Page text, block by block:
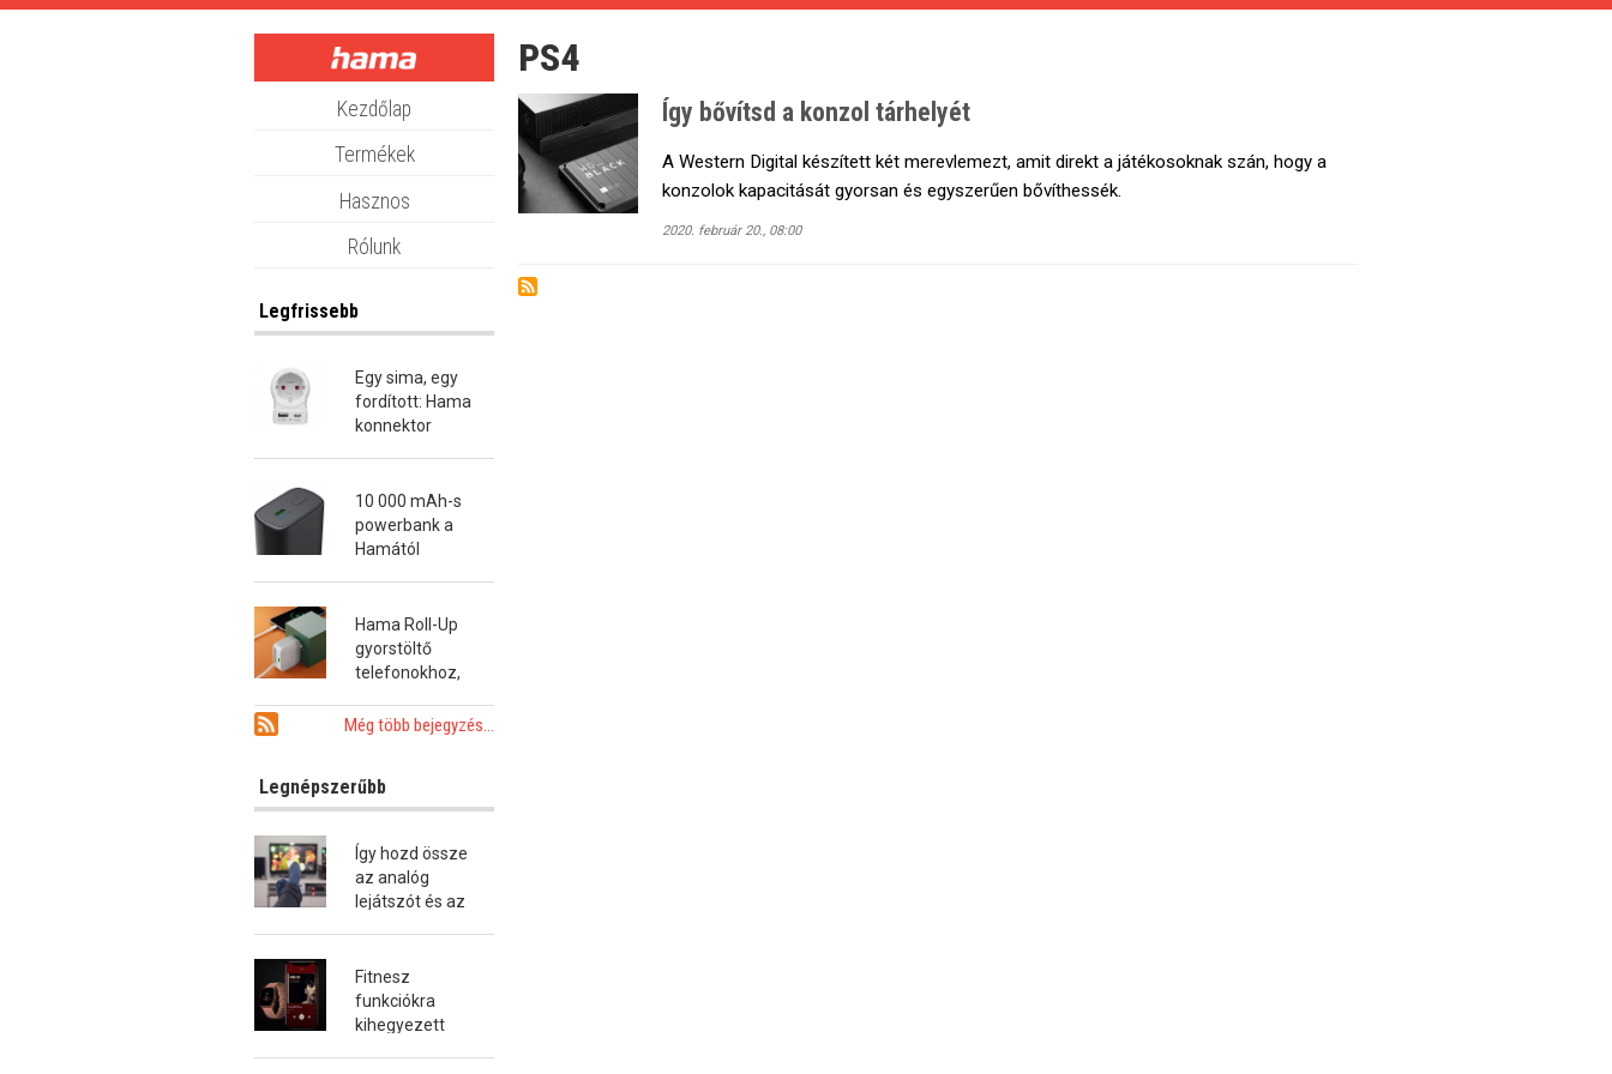
Skip
Kezdőlap
Termékek
Hasznos
Rólunk
Legfrissebb
Egy sima, egy
fordított: Hama
konnektor
10 000 mAh-s
powerbank a
Hamától
Hama Roll-Up
gyorstöltő
telefonokhoz,
notebookokhoz
Még több bejegyzés...
Legnépszerűbb
Így hozd össze
az analóg
lejátszót és az
Fitnesz
funkciókra
kihegyezett
PS4
Így bővítsd a konzol tárhelyét
A Western Digital készített két merevlemezt, amit direkt a játékosoknak szán, hogy a
konzolok kapacitását gyorsan és egyszerűen bővíthessék.
2020. február 20., 08:00